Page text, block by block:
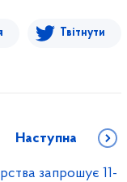
Твітнути
Наступна
запрошує 11-